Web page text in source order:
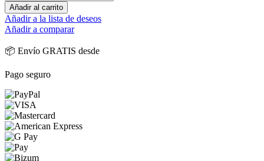
Añadir al carrito
Añadir a la lista de deseos
Añadir a comparar
📦 Envío GRATIS desde
Pago seguro